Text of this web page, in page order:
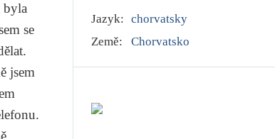
byla
se
jsem
Jazyk: chorvatsky
Země:
Chorvatsko